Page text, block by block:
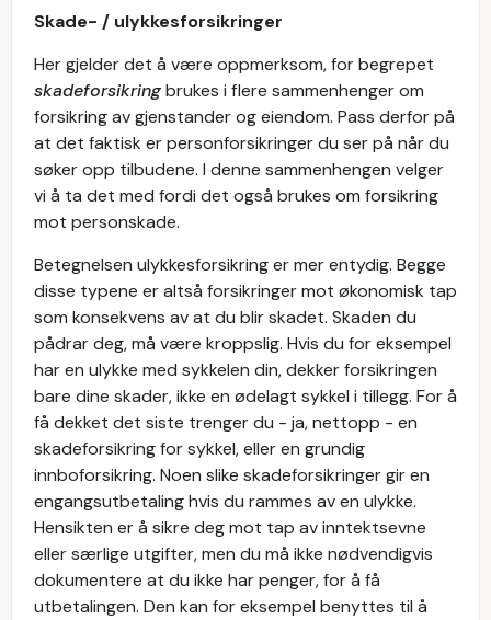
Skade- / ulykkesforsikringer
Her gjelder det å være oppmerksom, for begrepet
skadeforsikringbrukes i flere sammenhenger om
forsikring av gjenstander og eiendom. Pass derfor på
at det faktisk er personforsikringer du ser på når du
søker opp tilbudene. I denne sammenhengen velger
vi å ta det med fordi det også brukes om forsikring
mot personskade.
Betegnelsen ulykkesforsikring er mer entydig. Begge
disse typene er altså forsikringer mot økonomisk tap
som konsekvens av at du blir skadet. Skaden du
pådrar deg, må være kroppslig. Hvis du for eksempel
har en ulykke med sykkelen din, dekker forsikringen
bare dine skader, ikke en ødelagt sykkel i tillegg. For å
få dekket det siste trenger du - ja, nettopp - en
skadeforsikring for sykkel, eller en grundig
innboforsikring. Noen slike skadeforsikringer gir en
engangsutbetaling hvis du rammes av en ulykke.
Hensikten er å sikre deg mot tap av inntektsevne
eller særlige utgifter, men du må ikke nødvendigvis
dokumentere at du ikke har penger, for å få
utbetalingen. Den kan for eksempel benyttes til å